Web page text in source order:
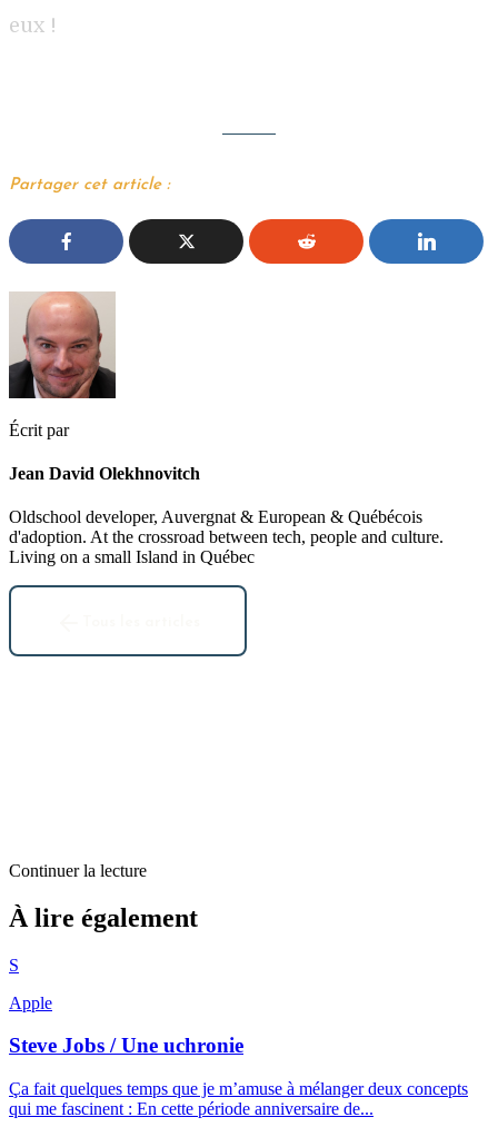
eux !
Partager cet article :
Écrit par
Jean David Olekhnovitch
Oldschool developer, Auvergnat & European & Québécois
d'adoption. At the crossroad between tech, people and culture.
Living on a small Island in Québec
Continuer la lecture
À lire également
S
Apple
Steve Jobs / Une uchronie
Ça fait quelques temps que je m’amuse à mélanger deux concepts
qui me fascinent : En cette période anniversaire de...